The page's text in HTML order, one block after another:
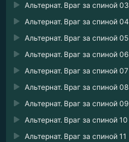
Альтернат. Враг за спиной 03
Альтернат. Враг за спиной 04
Альтернат. Враг за спиной 05
Альтернат. Враг за спиной 06
Альтернат. Враг за спиной 07
Альтернат. Враг за спиной 08
Альтернат. Враг за спиной 09
Альтернат. Враг за спиной 10
Альтернат. Враг за спиной 11